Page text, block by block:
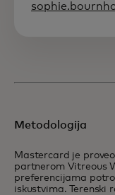
Metodologija
Mastercard je
partnerom Vitreous
preferencijama
iskustvima. Terenski